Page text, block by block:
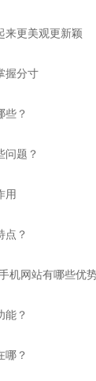
来更美观更新颖
握分寸
些？
问题？
用
点？
机网站有哪些优
能？
哪？